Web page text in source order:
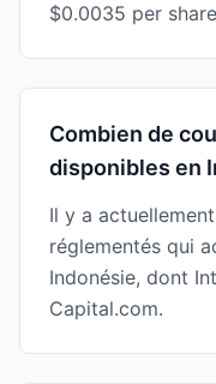
$0.0035 per
Combien de
disponibles en
Il y a
réglementés qui
Indonésie, dont
Capital.com.